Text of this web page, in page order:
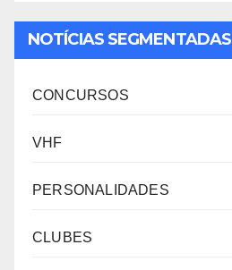
NOTÍCIAS SEGMENTADAS
CONCURSOS
VHF
PERSONALIDADES
CLUBES